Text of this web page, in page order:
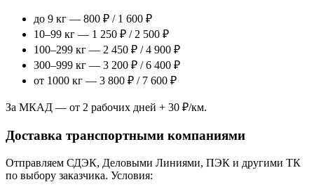
до 9 кг — 800 ₽ / 1 600 ₽
10–99 кг — 1 250 ₽ / 2 500 ₽
100–299 кг — 2 450 ₽ / 4 900 ₽
300–999 кг — 3 200 ₽ / 6 400 ₽
от 1000 кг — 3 800 ₽ / 7 600 ₽
За МКАД — от 2 рабочих дней + 30 ₽/км.
Доставка транспортными компаниями
Отправляем СДЭК, Деловыми Линиями, ПЭК и другими ТК
по выбору заказчика. Условия: